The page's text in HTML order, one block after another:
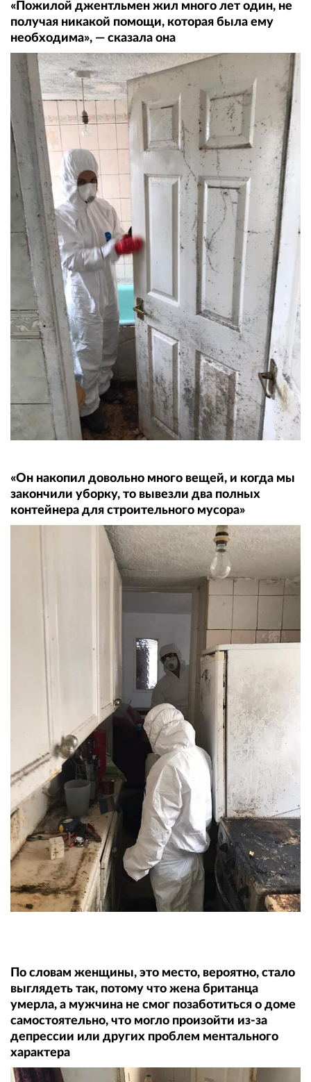
«Пожилой джентльмен жил много лет один, не
получая никакой помощи, которая была ему
необходима», — сказала она
«Он накопил довольно много вещей, и когда мы
закончили уборку, то вывезли два полных
контейнера для строительного мусора»
По словам женщины, это место, вероятно, стало
выглядеть так, потому что жена британца
умерла, а мужчина не смог позаботиться о доме
самостоятельно, что могло произойти из-за
депрессии или других проблем ментального
характера